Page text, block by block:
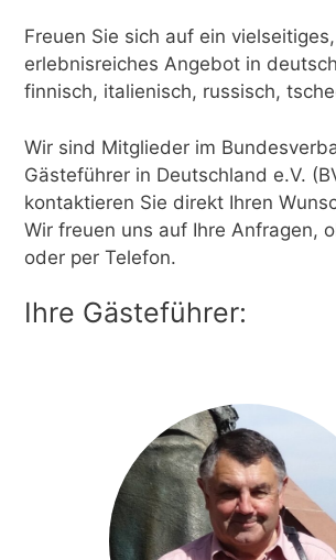
Freuen Sie sich auf ein vielseitiges,
erlebnisreiches Angebot in
finnisch, italienisch, russisch,
Wir sind Mitglieder im
Gästeführer in Deutschland e.V.
kontaktieren Sie direkt Ihren
Wir freuen uns auf Ihre Anfragen,
oder per Telefon.
Ihre Gästeführer: